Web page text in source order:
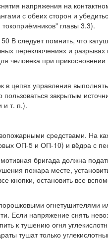
напряжения на
с обеих сторон и
главы 3.3).
В следует помнить, что
переключениях и
человека при прикосновении
в цепях управления
закрытым
и т. п.).
средствами. На
ОП-5 и ОП-10) и вёдра с
бригада должна
пожара месте,
кнопки, остановить все
огнетушителями
Если напряжение снять
к тушению огня
тушат только